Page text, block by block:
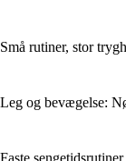
Små rutiner, stor
Leg og bevægelse:
Faste